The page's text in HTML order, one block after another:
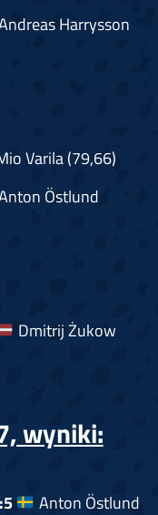
Harrysson
Varila (79,66)
Östlund
Dmitrij Żukow
wyniki:
Anton Östlund